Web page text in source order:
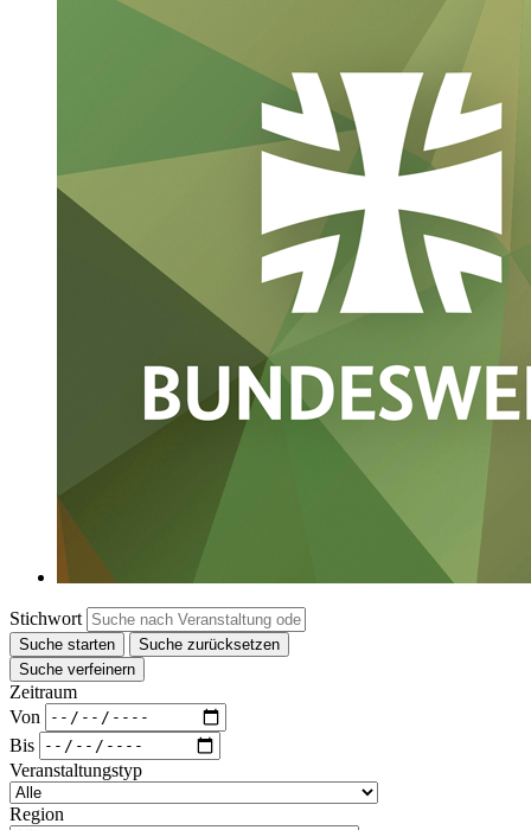
Stichwort
Suche starten
Suche zurücksetzen
Suche verfeinern
Zeitraum
Von
Bis
Veranstaltungstyp
Region